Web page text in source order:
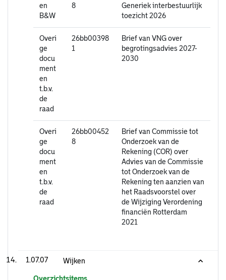
en
B&W
8
Generiek interbestuurlijk
toezicht 2026
Overi
ge
docu
ment
en
t.b.v.
de
raad
26bb00398
1
Brief van VNG over
begrotingsadvies 2027-
2030
Overi
ge
docu
ment
en
t.b.v.
de
raad
26bb00452
8
Brief van Commissie tot
Onderzoek van de
Rekening (COR) over
Advies van de Commissie
tot Onderzoek van de
Rekening ten aanzien van
het Raadsvoorstel over
de Wijziging Verordening
financiën Rotterdam
2021
1.07.07 Wijken